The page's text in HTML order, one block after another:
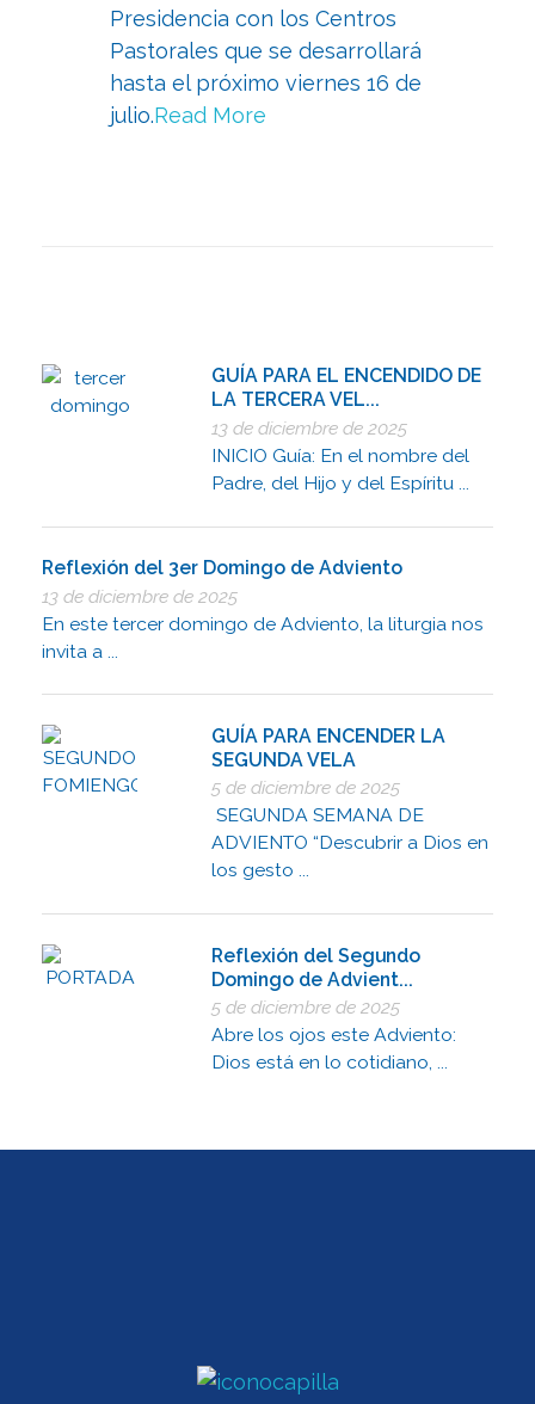
Presidencia con los Centros
Pastorales que se desarrollará
hasta el próximo viernes 16 de
julio.Read More
GUÍA PARA EL ENCENDIDO DE
LA TERCERA VEL...
13 de diciembre de 2025
INICIO Guía: En el nombre del
Padre, del Hijo y del Espíritu ...
Reflexión del 3er Domingo de Adviento
13 de diciembre de 2025
En este tercer domingo de Adviento, la liturgia nos
invita a ...
GUÍA PARA ENCENDER LA
SEGUNDA VELA
5 de diciembre de 2025
SEGUNDA SEMANA DE
ADVIENTO “Descubrir a Dios en
los gesto ...
Reflexión del Segundo
Domingo de Advient...
5 de diciembre de 2025
Abre los ojos este Adviento:
Dios está en lo cotidiano, ...